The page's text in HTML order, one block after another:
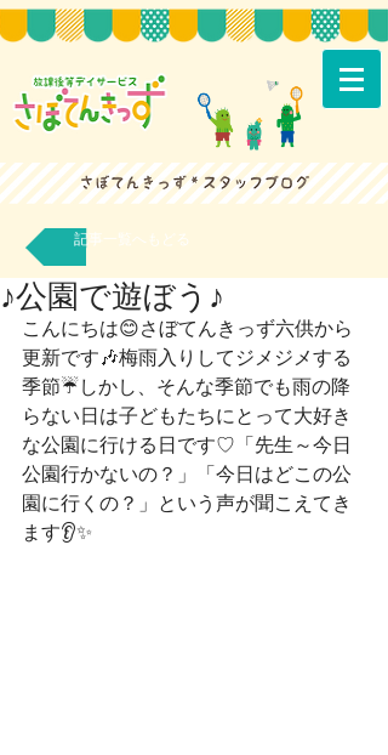
記事一覧へもどる
♪公園で遊ぼう♪
こんにちは😊さぼてんきっず六供から
更新です🎶梅雨入りしてジメジメする
季節☔しかし、そんな季節でも雨の降
らない日は子どもたちにとって大好き
な公園に行ける日です♡「先生～今日
公園行かないの？」「今日はどこの公
園に行くの？」という声が聞こえてき
ます👂✨